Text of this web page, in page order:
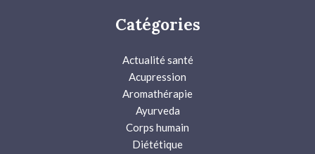
Catégories
Actualité santé
Acupression
Aromathérapie
Ayurveda
Corps humain
Diététique